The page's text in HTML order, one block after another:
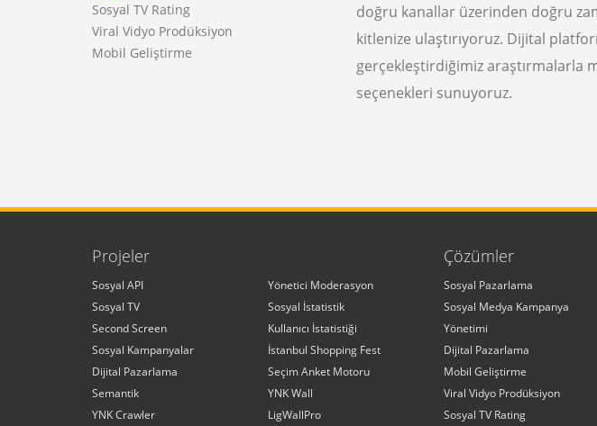
Sosyal TV Rating
Viral Vidyo Prodüksiyon
Mobil Geliştirme
doğru kanallar üzerinden doğru
kitlenize ulaştırıyoruz. Dijital
gerçekleştirdiğimiz araştırmalarla
seçenekleri sunuyoruz.
Projeler
Sosyal API
Sosyal TV
Second Screen
Sosyal Kampanyalar
Dijital Pazarlama
Semantik
YNK Crawler
Yönetici Moderasyon
Sosyal İstatistik
Kullanıcı İstatistiği
İstanbul Shopping Fest
Seçim Anket Motoru
YNK Wall
LigWallPro
Çözümler
Sosyal Pazarlama
Sosyal Medya Kampanya
Yönetimi
Dijital Pazarlama
Mobil Geliştirme
Viral Vidyo Prodüksiyon
Sosyal TV Rating